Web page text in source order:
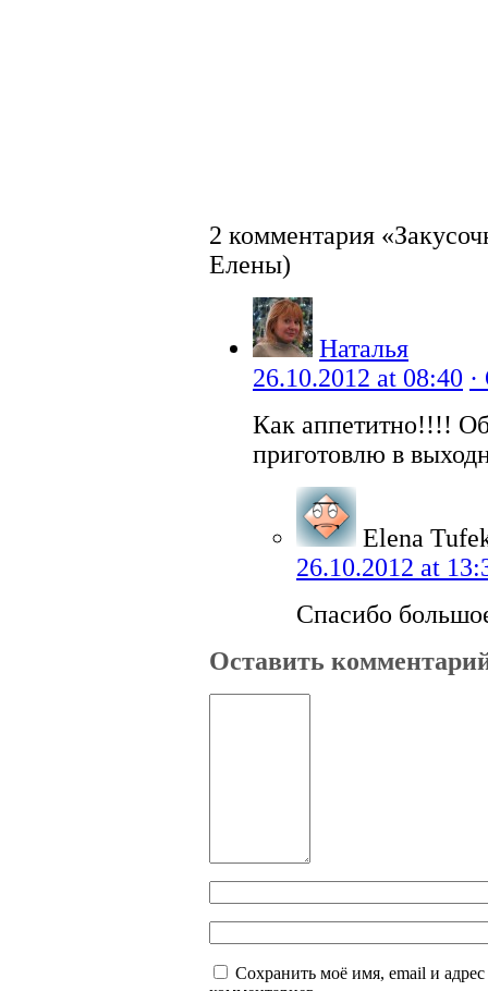
2 комментария
Елены)
Наталья
26.10.2012 at 08:40
Как аппетитно!!!!
приготовлю в
Elena
26.10.2012 at
Спасибо
Оставить
Сохранить моё имя, email и